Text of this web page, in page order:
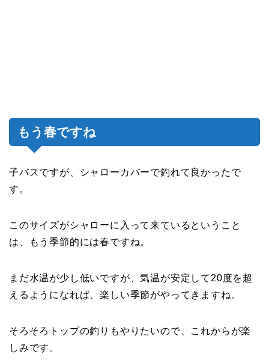
もう春ですね
子バスですが、シャローカバーで釣れて良かったで
す。
このサイズがシャローに入って来ているということ
は、もう季節的には春ですね。
まだ水温が少し低いですが、気温が安定して20度を超
えるようになれば、楽しい季節がやってきますね。
そろそろトップの釣りもやりたいので、これからが楽
しみです。